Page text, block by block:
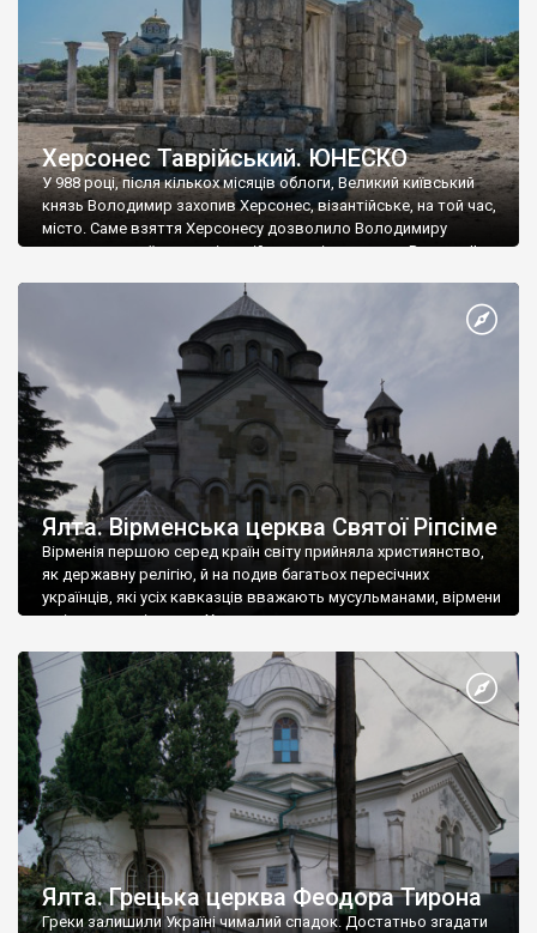
Херсонес Таврійський. ЮНЕСКО
У 988 році, після кількох місяців облоги, Великий київський
князь Володимир захопив Херсонес, візантійське, на той час,
місто. Саме взяття Херсонесу дозволило Володимиру
диктувати свої умови візантійському імператору Василю ІІ, та
Херсонесі Володимир-язичник, став Василем-християнином.
А потім було Хрещення Русі. На честь Херсонесу Таврійського
Ялта. Вірменська церква Святої Ріпсіме
Вірменія першою серед країн світу прийняла християнство,
як державну релігію, й на подив багатьох пересічних
українців, які усіх кавказців вважають мусульманами, вірмени
є відданими вірянами Христа
Ялта. Грецька церква Феодора Тирона
Греки залишили Україні чималий спадок. Достатньо згадати